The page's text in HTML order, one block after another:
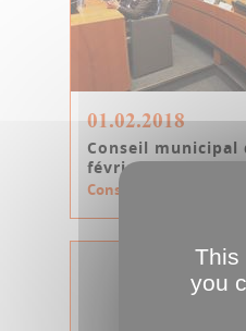
01.02.2018
Conseil municipal
février 2018
Conseil municipal
This
you